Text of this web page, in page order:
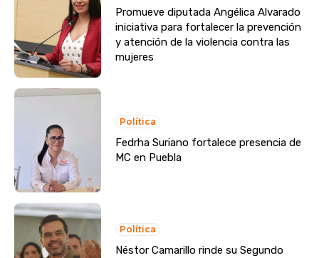
Promueve diputada Angélica Alvarado
iniciativa para fortalecer la prevención
y atención de la violencia contra las
mujeres
Política
Fedrha Suriano fortalece presencia de
MC en Puebla
Política
Néstor Camarillo rinde su Segundo